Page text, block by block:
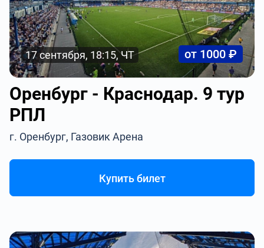
17 сентября, 18:15, ЧТ от 1000 ₽
Оренбург - Краснодар. 9 тур
РПЛ
г. Оренбург, Газовик Арена
Купить билет